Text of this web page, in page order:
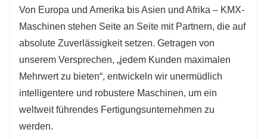
Von Europa und Amerika bis Asien und Afrika – KMX-
Maschinen stehen Seite an Seite mit Partnern, die auf
absolute Zuverlässigkeit setzen. Getragen von
unserem Versprechen, „jedem Kunden maximalen
Mehrwert zu bieten“, entwickeln wir unermüdlich
intelligentere und robustere Maschinen, um ein
weltweit führendes Fertigungsunternehmen zu
werden.